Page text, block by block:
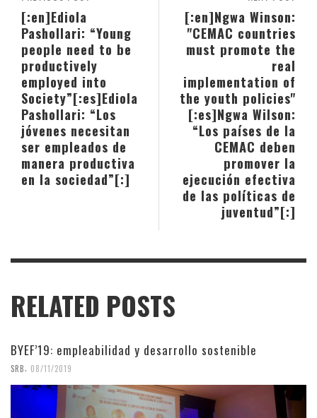
[:en]Ngwa Winson:
"CEMAC countries
must promote the
real
implementation of
the youth policies"
[:es]Ngwa Wilson:
“Los países de la
CEMAC deben
promover la
ejecución efectiva
de las políticas de
juventud”[:]
[:en]Ediola
Pashollari: “Young
people need to be
productively
employed into
Society”[:es]Ediola
Pashollari: “Los
jóvenes necesitan
ser empleados de
manera productiva
en la sociedad”[:]
RELATED POSTS
BYEF’19: empleabilidad y desarrollo sostenible
SRB 08/11/2019